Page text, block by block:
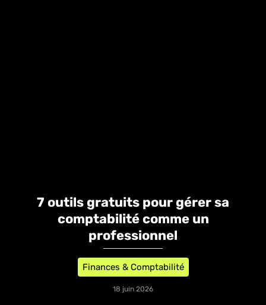
7 outils gratuits pour gérer sa
comptabilité comme un
professionnel
Finances & Comptabilité
18 juin 2026